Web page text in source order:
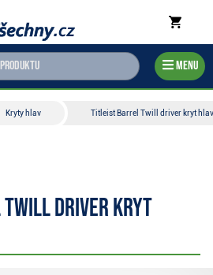
Menu
Kryty hlav Titleist Barrel Twill driver kryt
driver kryt